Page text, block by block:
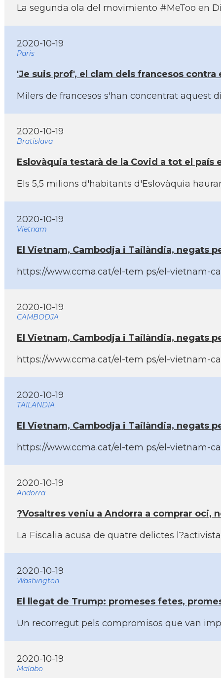
La segunda ola del movimiento #MeToo en
2020-10-19
Paris
'Je suis prof', el clam dels francesos
Milers de francesos s'han concentrat aquest
2020-10-19
Bratislava
Eslovàquia testarà de la Covid a tot el paí­s
Els 5,5 milions d'habitants d'Eslovàquia
2020-10-19
Vietnam
El Vietnam, Cambodja i Tailàndia, negats
https://www.ccma.cat/el-tem ps/el-vietnam-
2020-10-19
CAMBODJA
El Vietnam, Cambodja i Tailàndia, negats
https://www.ccma.cat/el-tem ps/el-vietnam-
2020-10-19
TAILANDIA
El Vietnam, Cambodja i Tailàndia, negats
https://www.ccma.cat/el-tem ps/el-vietnam-
2020-10-19
Andorra
?Vosaltres veniu a Andorra a comprar oci,
La Fiscalia acusa de quatre delictes
2020-10-19
Washington
El llegat de Trump: promeses fetes,
Un recorregut pels compromisos que van
2020-10-19
Malabo